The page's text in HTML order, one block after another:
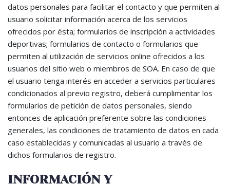
datos personales para facilitar el contacto y que permiten al
usuario solicitar información acerca de los servicios
ofrecidos por ésta; formularios de inscripción a actividades
deportivas; formularios de contacto o formularios que
permiten al utilización de servicios online ofrecidos a los
usuarios del sitio web o miembros de SOA. En caso de que
el usuario tenga interés en acceder a servicios particulares
condicionados al previo registro, deberá cumplimentar los
formularios de petición de datos personales, siendo
entonces de aplicación preferente sobre las condiciones
generales, las condiciones de tratamiento de datos en cada
caso establecidas y comunicadas al usuario a través de
dichos formularios de registro.
INFORMACIÓN Y